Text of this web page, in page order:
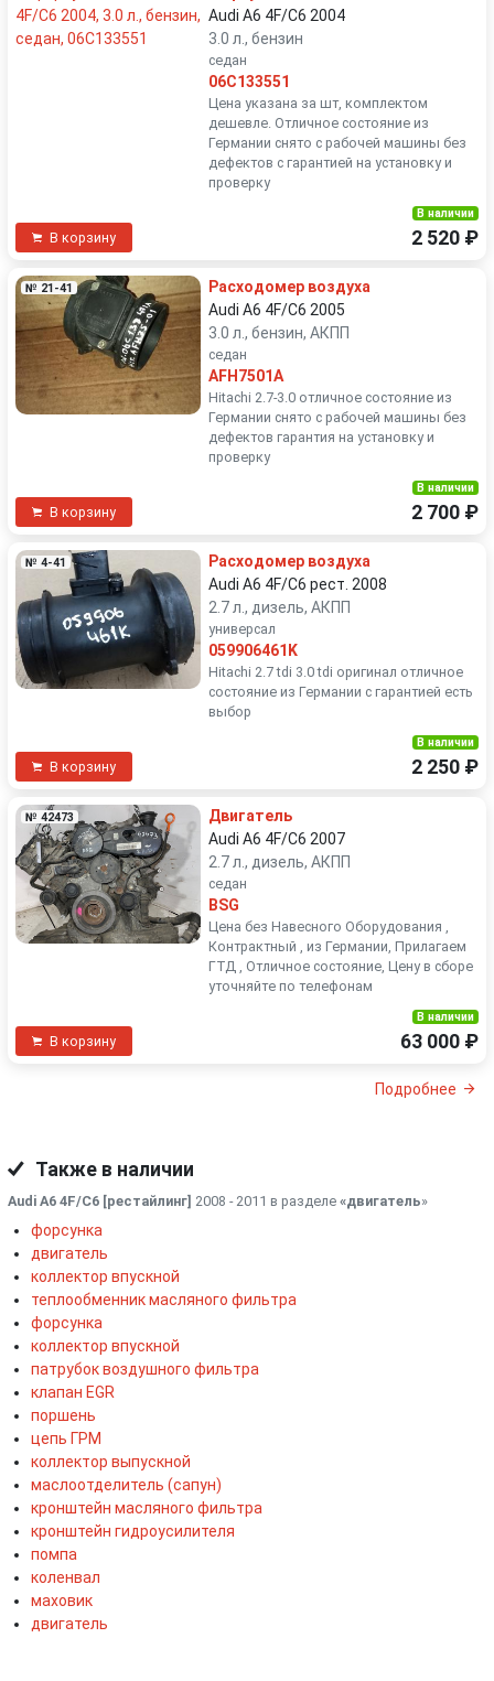
Audi A6 4F/C6 2004
3.0 л., бензин
седан
06C133551
Цена указана за шт, комплектом
дешевле. Отличное состояние из
Германии снято с рабочей машины без
дефектов с гарантией на установку и
проверку
В корзину
В наличии
2 520 ₽
№ 21-41
Расходомер воздуха
Audi A6 4F/C6 2005
3.0 л., бензин, АКПП
седан
AFH7501A
Hitachi 2.7-3.0 отличное состояние из
Германии снято с рабочей машины без
дефектов гарантия на установку и
проверку
В корзину
В наличии
2 700 ₽
№ 4-41
Расходомер воздуха
Audi A6 4F/C6 рест. 2008
2.7 л., дизель, АКПП
универсал
059906461K
Hitachi 2.7 tdi 3.0 tdi оригинал отличное
состояние из Германии с гарантией есть
выбор
В корзину
В наличии
2 250 ₽
№ 42473
Двигатель
Audi A6 4F/C6 2007
2.7 л., дизель, АКПП
седан
BSG
Цена без Навесного Оборудования ,
Контрактный , из Германии, Прилагаем
ГТД , Отличное состояние, Цену в сборе
уточняйте по телефонам
В корзину
В наличии
63 000 ₽
Подробнее
Также в наличии
Audi A6 4F/C6 [рестайлинг] 2008 - 2011 в разделе «двигатель»
форсунка
двигатель
коллектор впускной
теплообменник масляного фильтра
форсунка
коллектор впускной
патрубок воздушного фильтра
клапан EGR
поршень
цепь ГРМ
коллектор выпускной
маслоотделитель (сапун)
кронштейн масляного фильтра
кронштейн гидроусилителя
помпа
коленвал
маховик
двигатель